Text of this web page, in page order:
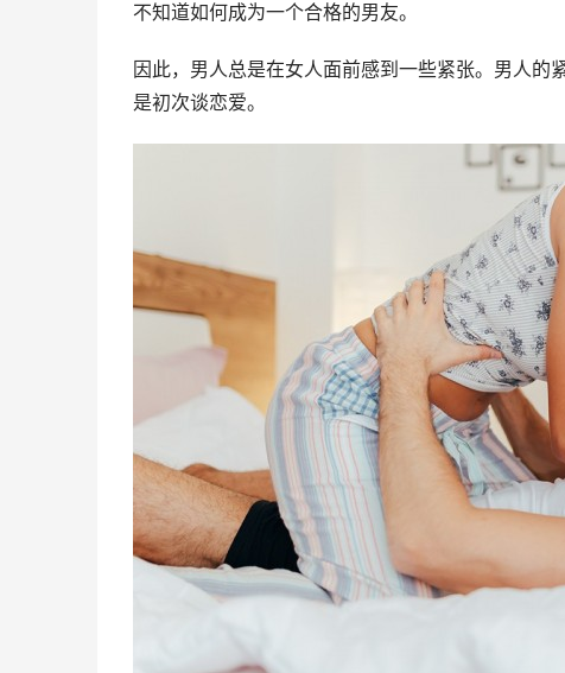
不知道如何成为一个合格的男友。
因此，男人总是在女人面前感到一些紧张。男人
是初次谈恋爱。